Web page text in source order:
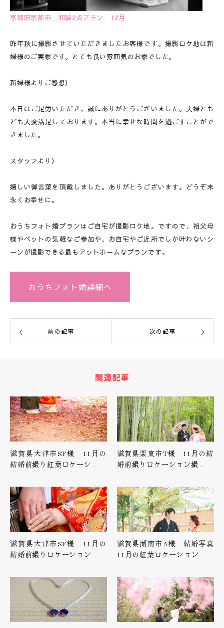
京都府京都市 和装2点プラン 12月
昨年秋に撮影させていただきましたお客様です。撮影ロケ地は新
婦様のご実家です。とても良い雰囲気のお家でした。
新婦様よりご感想）
本日はご足労いただき、誠にありがとうございました。夫婦とも
ども大変満足しております。本当に幸せな時間を過ごすことがで
きました。
スタッフより）
嬉しい御言葉を頂戴しました。ありがとうございます。どうぞ末
永くお幸せに。
おうちフォト婚プランはご自宅が撮影ロケ地。ですので、祖父母
様やペットの気軽なご参加や、お自宅やご近所でしか叶わないシ
ーンが撮影できる最もアットホームなプランです。
おうちフォト婚詳細へ
前の記事 次の記事
関連記事
滋賀県大津市SF様 11月の
結婚前撮り紅葉ロケーシ…
滋賀県栗東市T様 11月の結
婚前撮りロケーション撮…
滋賀県大津市SF様 11月の
結婚前撮りロケーション…
滋賀県湖南市A様 結婚写真
11月の紅葉ロケーション…